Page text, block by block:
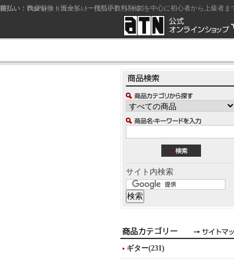
ジャズを中心に初心者から上級者ま
サイト内検索
ギター(231)
前払い：クレジットカード（一括払い）
後払い：代金引換（現金払い・代引手数料別途）
前払い：PayPay